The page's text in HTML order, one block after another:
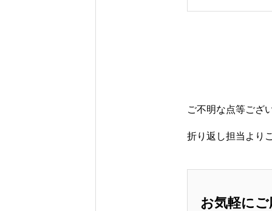
ご不明な点等ござ
折り返し担当より
お気軽に